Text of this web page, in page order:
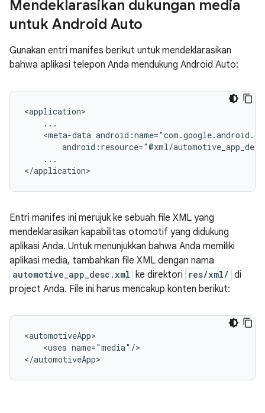
Mendeklarasikan dukungan media
untuk Android Auto
Gunakan entri manifes berikut untuk mendeklarasikan
bahwa aplikasi telepon Anda mendukung Android Auto:
<meta-data
...
Entri manifes ini merujuk ke sebuah file XML yang
mendeklarasikan kapabilitas otomotif yang didukung
aplikasi Anda. Untuk menunjukkan bahwa Anda memiliki
aplikasi media, tambahkan file XML dengan nama
automotive_app_desc.xml ke direktori res/xml/ di
project Anda. File ini harus mencakup konten berikut:
<uses name="media"/>